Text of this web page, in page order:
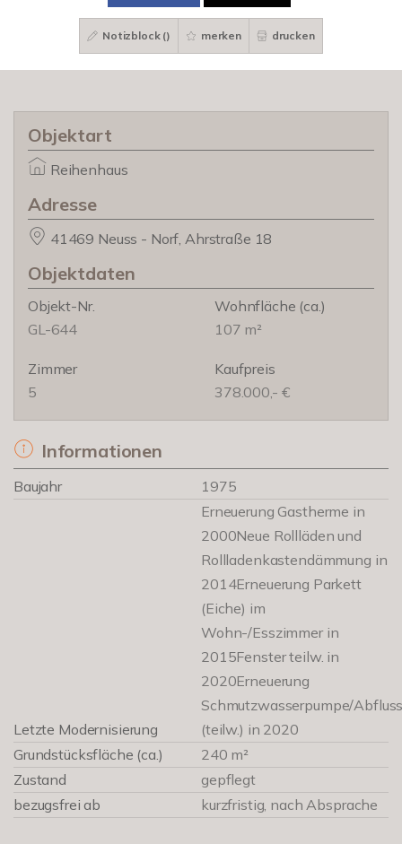
Notizblock () merken drucken
Objektart
Reihenhaus
Adresse
41469 Neuss - Norf, Ahrstraße 18
Objektdaten
Objekt-Nr.
GL-644
Wohnfläche (ca.)
107 m²
Zimmer
5
Kaufpreis
378.000,- €
Informationen
Baujahr 1975
Letzte Modernisierung
Erneuerung Gastherme in
2000Neue Rollläden und
Rollladenkastendämmung in
2014Erneuerung Parkett
(Eiche) im
Wohn-/Esszimmer in
2015Fenster teilw. in
2020Erneuerung
Schmutzwasserpumpe/
(teilw.) in 2020
Grundstücksfläche (ca.)
240 m²
Zustand
gepflegt
bezugsfrei ab
kurzfristig, nach Absprache